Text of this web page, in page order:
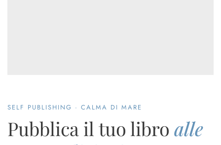
SELF PUBLISHING · CALMA DI MARE
Pubblica il tuo libro alle